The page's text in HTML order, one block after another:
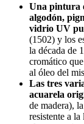
Una pintura
algodón,
vidrio UV
(1502) y los
la década de
cromático
al óleo del
Las tres
acuarela
de madera),
resistente a